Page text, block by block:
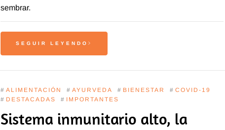
sembrar.
SEGUIR LEYENDO
# ALIMENTACIÓN # AYURVEDA # BIENESTAR # COVID-19
# DESTACADAS # IMPORTANTES
Sistema inmunitario alto, la